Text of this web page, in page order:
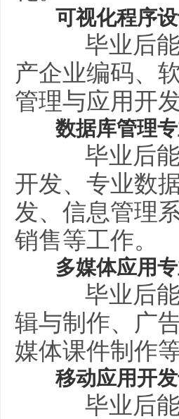
可视化程序设
毕业后能
产企业编码、
管理与应用开
数据库管理专
毕业后能
开发、专业数
发、信息管理
销售等工作。
多媒体应用专
毕业后能
辑与制作、广
媒体课件制作
移动应用开发
毕业后能